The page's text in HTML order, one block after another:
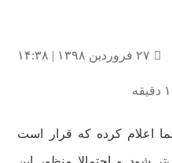
۲۷ فروردین ۱۳۹۸ | ۱۴:۳۸
اعلام کرده که قرار است